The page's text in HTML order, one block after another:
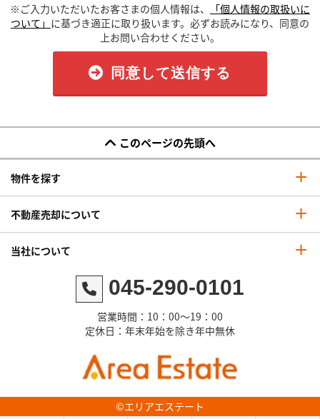
※ご入力いただいたお客さまの個人情報は、
「個人情報の取扱いに
ついて」 に基づき適正に取り扱います。必ずお読みになり、同意の
上お問い合わせください。
同意して送信する
このページの先頭へ
物件を探す
不動産売却について
当社について
045-290-0101
営業時間：10：00～19：00
定休日：年末年始を除き年中無休
©エリアエステート